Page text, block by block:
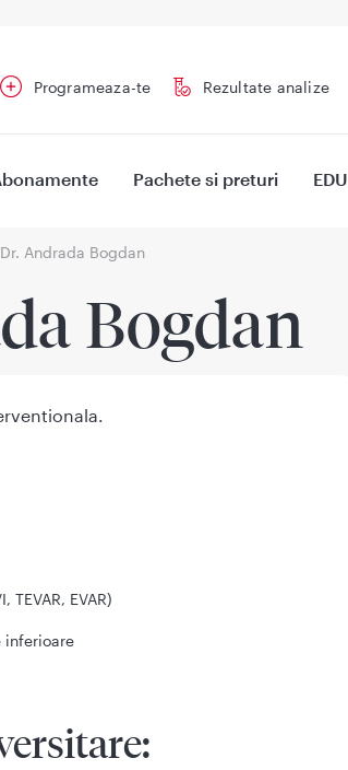
Programeaza-te Rezultate analize
Pachete si preturi EDU
Dr. Andrada Bogdan
Bogdan
EVAR)
inferioare